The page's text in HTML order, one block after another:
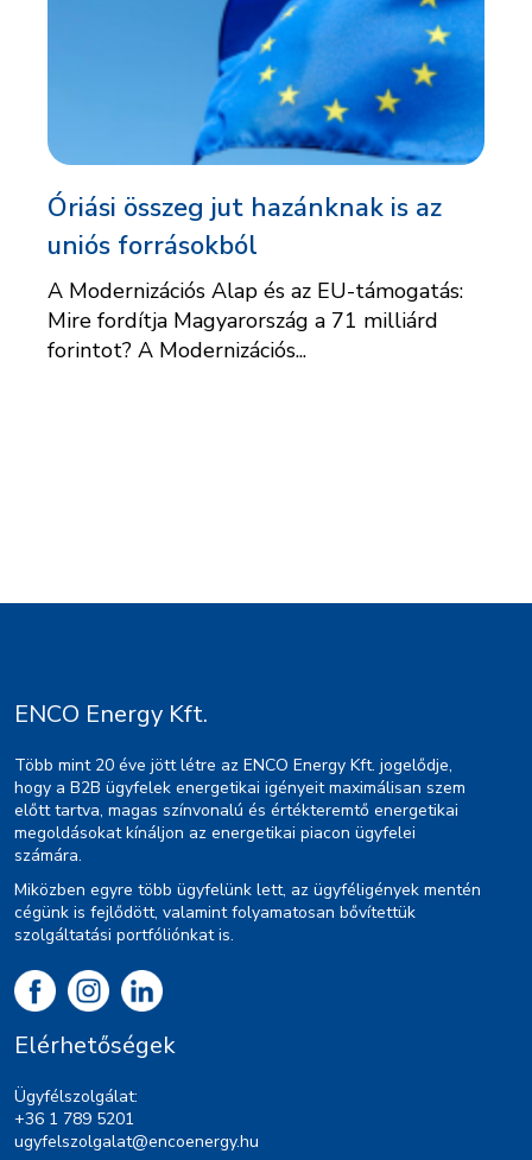
Óriási összeg jut hazánknak is az
uniós forrásokból
A Modernizációs Alap és az EU-támogatás:
Mire fordítja Magyarország a 71 milliárd
forintot? A Modernizációs...
ENCO Energy Kft.
Több mint 20 éve jött létre az ENCO Energy Kft. jogelődje,
hogy a B2B ügyfelek energetikai igényeit maximálisan szem
előtt tartva, magas színvonalú és értékteremtő energetikai
megoldásokat kínáljon az energetikai piacon ügyfelei
számára.
Miközben egyre több ügyfelünk lett, az ügyféligények mentén
cégünk is fejlődött, valamint folyamatosan bővítettük
szolgáltatási portfóliónkat is.
Elérhetőségek
Ügyfélszolgálat:
+36 1 789 5201
ugyfelszolgalat@encoenergy.hu